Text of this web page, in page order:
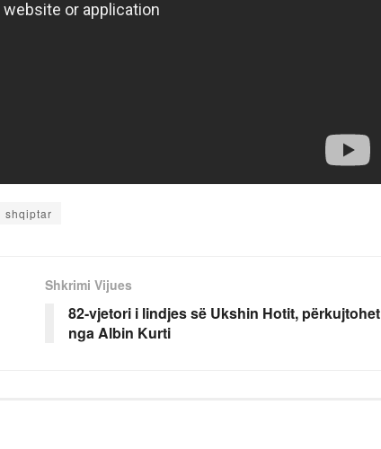
shqiptar
Shkrimi Vijues
82-vjetori i lindjes së Ukshin Hotit, përkujtohet
nga Albin Kurti